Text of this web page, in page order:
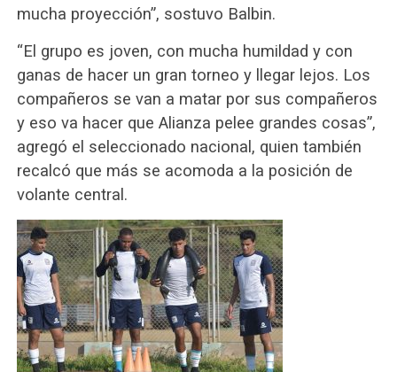
mucha proyección”, sostuvo Balbin.
“El grupo es joven, con mucha humildad y con
ganas de hacer un gran torneo y llegar lejos. Los
compañeros se van a matar por sus compañeros
y eso va hacer que Alianza pelee grandes cosas”,
agregó el seleccionado nacional, quien también
recalcó que más se acomoda a la posición de
volante central.